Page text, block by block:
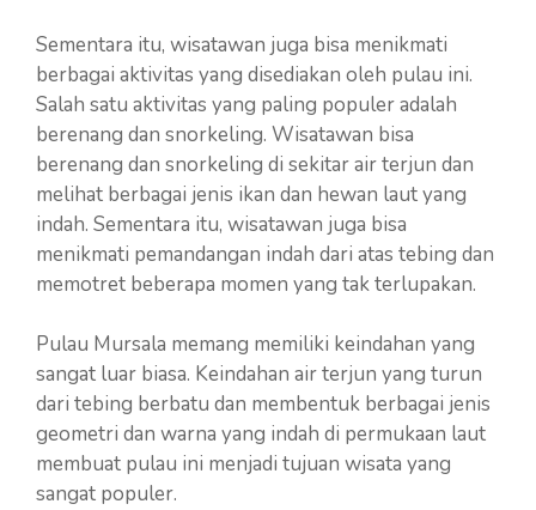
Sementara itu, wisatawan juga bisa menikmati
berbagai aktivitas yang disediakan oleh pulau ini.
Salah satu aktivitas yang paling populer adalah
berenang dan snorkeling. Wisatawan bisa
berenang dan snorkeling di sekitar air terjun dan
melihat berbagai jenis ikan dan hewan laut yang
indah. Sementara itu, wisatawan juga bisa
menikmati pemandangan indah dari atas tebing dan
memotret beberapa momen yang tak terlupakan.
Pulau Mursala memang memiliki keindahan yang
sangat luar biasa. Keindahan air terjun yang turun
dari tebing berbatu dan membentuk berbagai jenis
geometri dan warna yang indah di permukaan laut
membuat pulau ini menjadi tujuan wisata yang
sangat populer.